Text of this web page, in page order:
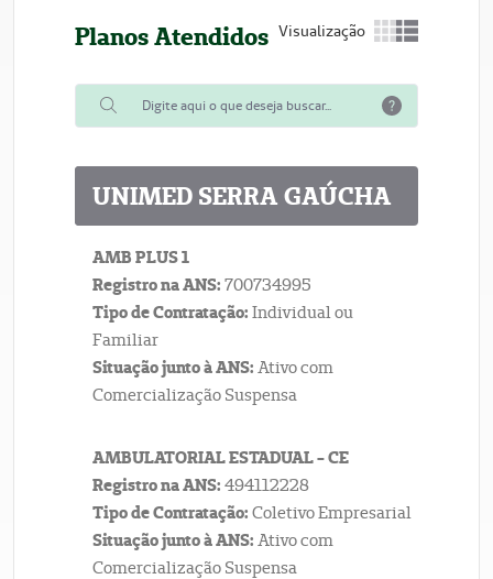
Planos Atendidos Visualização
UNIMED SERRA GAÚCHA
AMB PLUS 1
Registro na ANS: 700734995
Tipo de Contratação: Individual ou
Familiar
Situação junto à ANS: Ativo com
Comercialização Suspensa
AMBULATORIAL ESTADUAL - CE
Registro na ANS: 494112228
Tipo de Contratação: Coletivo Empresarial
Situação junto à ANS: Ativo com
Comercialização Suspensa